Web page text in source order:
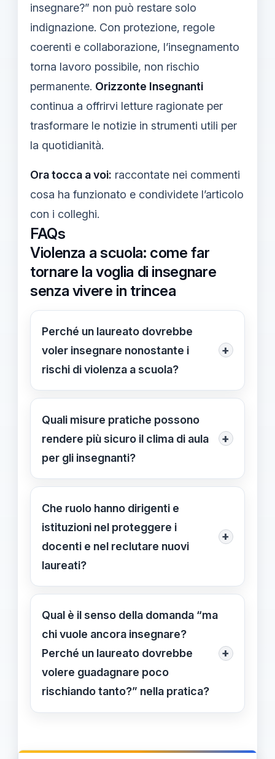
insegnare?” non può restare solo
indignazione. Con protezione, regole
coerenti e collaborazione, l’insegnamento
torna lavoro possibile, non rischio
permanente. Orizzonte Insegnanti
continua a offrirvi letture ragionate per
trasformare le notizie in strumenti utili per
la quotidianità.
Ora tocca a voi: raccontate nei commenti
cosa ha funzionato e condividete l’articolo
con i colleghi.
FAQs
Violenza a scuola: come far
tornare la voglia di insegnare
senza vivere in trincea
Perché un laureato dovrebbe
voler insegnare nonostante i
rischi di violenza a scuola?
+
L'insegnamento offre un impatto
sociale duraturo, opportunità di
crescita professionale e stabilità
contrattuale. Le scuole moderne
sicurezza.
Quali misure pratiche possono
rendere più sicuro il clima di aula
per gli insegnanti?
+
Seguire la tabella di marcia in 6 step:
segnala subito, traccia i fatti,
conserva le prove, metti in sicurezza,
coinvolgi le famiglie e chiedi
formazione e supporto. Questi
Che ruolo hanno dirigenti e
istituzioni nel proteggere i
docenti e nel reclutare nuovi
laureati?
+
Dirigenti e team educativo devono
definire protocolli di sicurezza, fornire
formazione continua e accesso a
supporto psicologico; condizioni di
lavoro chiare attraggono nuove leve.
Qual è il senso della domanda “ma
chi vuole ancora insegnare?
Perché un laureato dovrebbe
volere guadagnare poco
rischiando tanto?” nella pratica?
+
La domanda evidenzia la necessità di
sicurezza, riconoscimenti e percorsi